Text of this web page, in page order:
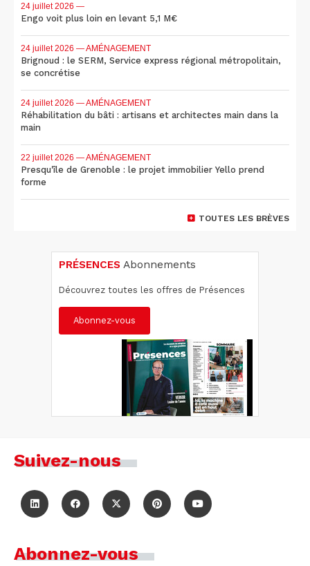
24 juillet 2026 —
Engo voit plus loin en levant 5,1 M€
24 juillet 2026 — AMÉNAGEMENT
Brignoud : le SERM, Service express régional métropolitain,
se concrétise
24 juillet 2026 — AMÉNAGEMENT
Réhabilitation du bâti : artisans et architectes main dans la
main
22 juillet 2026 — AMÉNAGEMENT
Presqu'île de Grenoble : le projet immobilier Yello prend
forme
TOUTES LES BRÈVES
PRÉSENCES Abonnements
Découvrez toutes les offres de Présences
Abonnez-vous
Suivez-nous
Abonnez-vous